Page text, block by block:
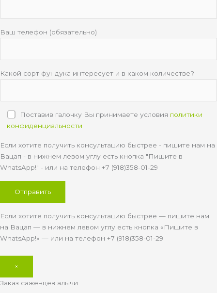
Ваш телефон (обязательно)
Какой сорт фундука интересует и в каком количестве?
Поставив галочку Вы принимаете условия политики
конфиденциальности
Если хотите получить консультацию быстрее - пишите нам на
Вацап - в нижнем левом углу есть кнопка "Пишите в
WhatsApp!" - или на телефон +7 (918)358-01-29
Если хотите получить консультацию быстрее — пишите нам
на Вацап — в нижнем левом углу есть кнопка «Пишите в
WhatsApp!» — или на телефон +7 (918)358-01-29
×
Заказ саженцев алычи